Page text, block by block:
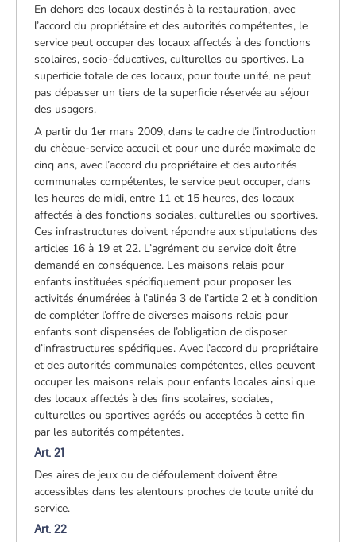
En dehors des locaux destinés à la restauration, avec
l’accord du propriétaire et des autorités compétentes, le
service peut occuper des locaux affectés à des fonctions
scolaires, socio-éducatives, culturelles ou sportives. La
superficie totale de ces locaux, pour toute unité, ne peut
pas dépasser un tiers de la superficie réservée au séjour
des usagers.
A partir du 1er mars 2009, dans le cadre de l’introduction
du chèque-service accueil et pour une durée maximale de
cinq ans, avec l’accord du propriétaire et des autorités
communales compétentes, le service peut occuper, dans
les heures de midi, entre 11 et 15 heures, des locaux
affectés à des fonctions sociales, culturelles ou sportives.
Ces infrastructures doivent répondre aux stipulations des
articles 16 à 19 et 22. L’agrément du service doit être
demandé en conséquence. Les maisons relais pour
enfants instituées spécifiquement pour proposer les
activités énumérées à l’alinéa 3 de l’article 2 et à condition
de compléter l’offre de diverses maisons relais pour
enfants sont dispensées de l’obligation de disposer
d’infrastructures spécifiques. Avec l’accord du propriétaire
et des autorités communales compétentes, elles peuvent
occuper les maisons relais pour enfants locales ainsi que
des locaux affectés à des fins scolaires, sociales,
culturelles ou sportives agréés ou acceptées à cette fin
par les autorités compétentes.
Art. 21
Des aires de jeux ou de défoulement doivent être
accessibles dans les alentours proches de toute unité du
service.
Art. 22